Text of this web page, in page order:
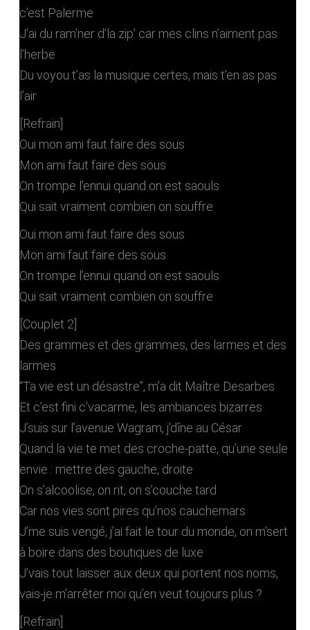
c’est Palerme
J’ai du ram’ner d’la zip’ car mes clins n’aiment pas
l’herbe
Du voyou t’as la musique certes, mais t’en as pas
l’air
[Refrain]
Oui mon ami faut faire des sous
Mon ami faut faire des sous
On trompe l’ennui quand on est saouls
Qui sait vraiment combien on souffre
Oui mon ami faut faire des sous
Mon ami faut faire des sous
On trompe l’ennui quand on est saouls
Qui sait vraiment combien on souffre
[Couplet 2]
Des grammes et des grammes, des larmes et des
larmes
“Ta vie est un désastre”, m’a dit Maître Desarbes
Et c’est fini c’vacarme, les ambiances bizarres
J’suis sur l’avenue Wagram, j’dîne au César
Quand la vie te met des croche-patte, qu’une seule
envie : mettre des gauche, droite
On s’alcoolise, on rit, on s’couche tard
Car nos vies sont pires qu’nos cauchemars
J’me suis vengé, j’ai fait le tour du monde, on m’sert
à boire dans des boutiques de luxe
J’vais tout laisser aux deux qui portent nos noms,
vais-je m’arrêter moi qu’en veut toujours plus ?
[Refrain]